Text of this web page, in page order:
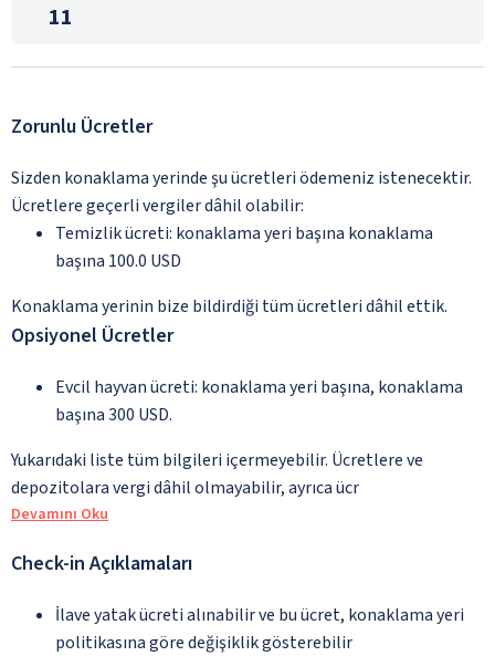
11
Zorunlu Ücretler
Sizden konaklama yerinde şu ücretleri ödemeniz istenecektir.
Ücretlere geçerli vergiler dâhil olabilir:
Temizlik ücreti: konaklama yeri başına konaklama
başına 100.0 USD
Konaklama yerinin bize bildirdiği tüm ücretleri dâhil ettik.
Opsiyonel Ücretler
Evcil hayvan ücreti: konaklama yeri başına, konaklama
başına 300 USD.
Yukarıdaki liste tüm bilgileri içermeyebilir. Ücretlere ve
depozitolara vergi dâhil olmayabilir, ayrıca ücr
Devamını Oku
Check-in Açıklamaları
İlave yatak ücreti alınabilir ve bu ücret, konaklama yeri
politikasına göre değişiklik gösterebilir